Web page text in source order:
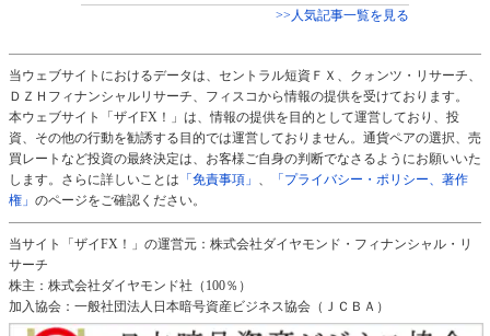
>>人気記事一覧を見る
当ウェブサイトにおけるデータは、セントラル短資ＦＸ、クォンツ・リサーチ、
ＤＺＨフィナンシャルリサーチ、フィスコから情報の提供を受けております。
本ウェブサイト「ザイFX！」は、情報の提供を目的として運営しており、投
資、その他の行動を勧誘する目的では運営しておりません。通貨ペアの選択、売
買レートなど投資の最終決定は、お客様ご自身の判断でなさるようにお願いいた
します。さらに詳しいことは 「免責事項」
「プライバシー・ポリシー、著作
権」 のページをご確認ください。
当サイト「ザイFX！」の運営元：株式会社ダイヤモンド・フィナンシャル・リ
サーチ
株主：株式会社ダイヤモンド社（100％）
加入協会：一般社団法人日本暗号資産ビジネス協会（ＪＣＢＡ）